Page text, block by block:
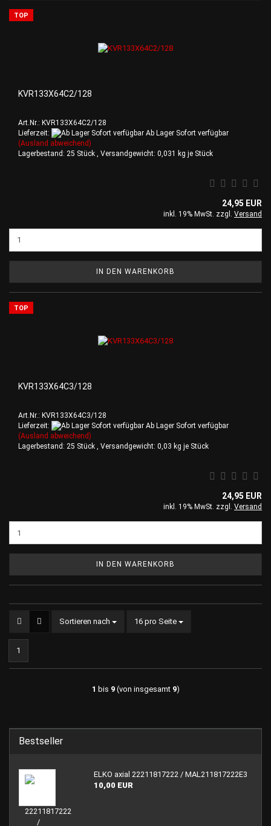
TOP
KVR133X64C2/128
Art.Nr.: KVR133X64C2/128
Lieferzeit:
Ab Lager Sofort verfügbar
(Ausland abweichend)
Lagerbestand: 25 Stück , Versandgewicht: 0,031 kg je Stück
24,95 EUR
inkl. 19% MwSt. zzgl. Versand
IN DEN WARENKORB
TOP
KVR133X64C3/128
Art.Nr.: KVR133X64C3/128
Lieferzeit:
Ab Lager Sofort verfügbar
(Ausland abweichend)
Lagerbestand: 25 Stück , Versandgewicht: 0,03 kg je Stück
24,95 EUR
inkl. 19% MwSt. zzgl. Versand
IN DEN WARENKORB
Sortieren nach
Sortieren nach 16 pro Seite
pro Seite
1
1 bis 9(von insgesamt 9)
Bestseller
ELKO axial 22211817222 / MAL211817222E3
10,00 EUR